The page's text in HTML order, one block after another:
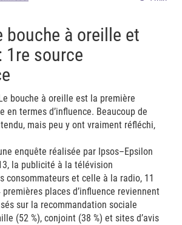
bouche à oreille et
1re source
bouche à oreille est la première
en termes d’influence. Beaucoup de
mais peu y ont vraiment réfléchi,
enquête réalisée par Ipsos–Epsilon
la publicité à la télévision
consommateurs et celle à la radio, 11
premières places d’influence reviennent
sur la recommandation sociale
(52 %), conjoint (38 %) et sites d’avis